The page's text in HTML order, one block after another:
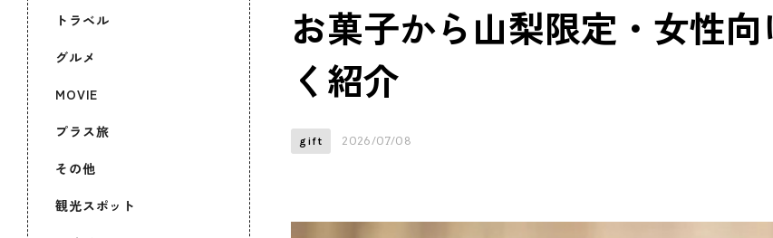
トラベル
グルメ
MOVIE
プラス旅
その他
観光スポット
お菓子から山梨限定・女性
く紹介
gift 2026/07/08